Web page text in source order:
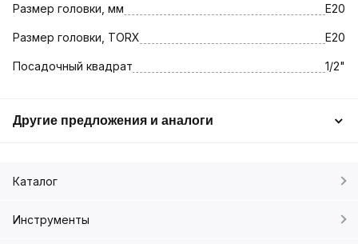
Размер головки, мм E20
Размер головки, TORX E20
Посадочный квадрат 1/2"
Другие предложения и аналоги
Каталог
Инструменты